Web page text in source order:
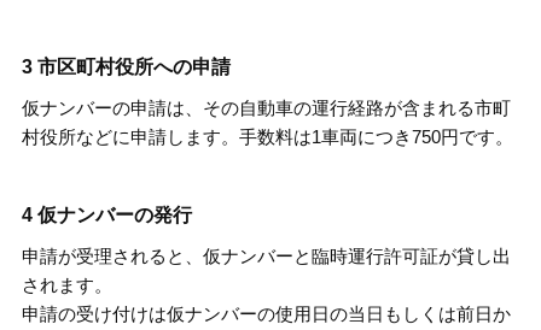
3 市区町村役所への申請
仮ナンバーの申請は、その自動車の運行経路が含まれる市町
村役所などに申請します。手数料は1車両につき750円です。
4 仮ナンバーの発行
申請が受理されると、仮ナンバーと臨時運行許可証が貸し出
されます。
申請の受け付けは仮ナンバーの使用日の当日もしくは前日か